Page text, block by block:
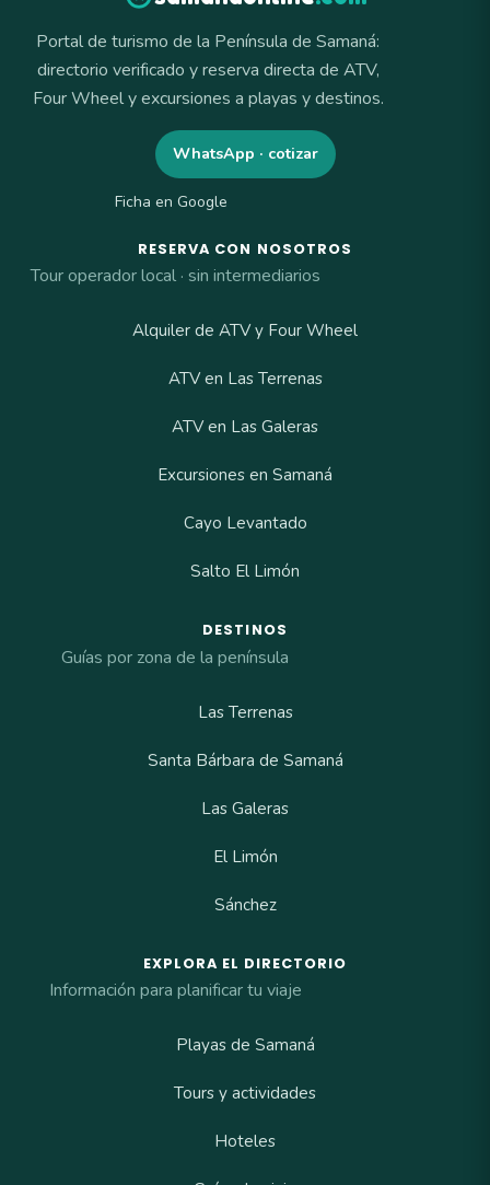
Portal de turismo de la Península de Samaná:
directorio verificado y reserva directa de ATV,
Four Wheel y excursiones a playas y destinos.
WhatsApp · cotizar
Ficha en Google
RESERVA CON NOSOTROS
Tour operador local · sin intermediarios
Alquiler de ATV y Four Wheel
ATV en Las Terrenas
ATV en Las Galeras
Excursiones en Samaná
Cayo Levantado
Salto El Limón
DESTINOS
Guías por zona de la península
Las Terrenas
Santa Bárbara de Samaná
Las Galeras
El Limón
Sánchez
EXPLORA EL DIRECTORIO
Información para planificar tu viaje
Playas de Samaná
Tours y actividades
Hoteles